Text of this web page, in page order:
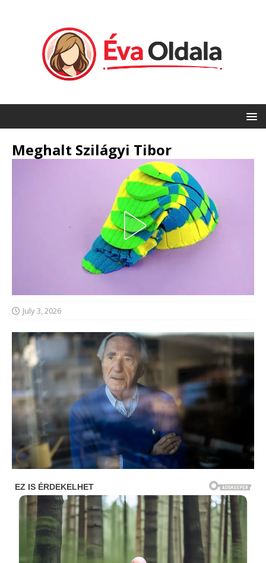
Meghalt Szilágyi Tibor
July 3, 2026